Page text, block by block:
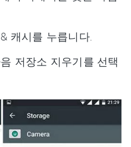
캐시를 누릅니다.
저장소 지우기를 선택